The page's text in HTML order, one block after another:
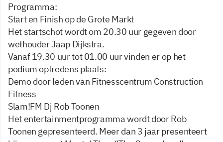
Programma:
Start en Finish op de Grote Markt
Het startschot wordt om 20.30 uur gegeven door
wethouder Jaap Dijkstra.
Vanaf 19.30 uur tot 01.00 uur vinden er op het
podium optredens plaats:
Demo door leden van Fitnesscentrum Construction
Fitness
Slam!FM Dj Rob Toonen
Het entertainmentprogramma wordt door Rob
Toonen gepresenteerd. Meer dan 3 jaar presenteert